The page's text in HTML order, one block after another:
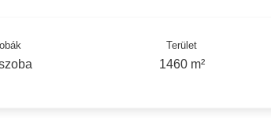
Terület
1460 m²